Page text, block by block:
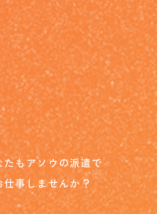
たもアソウの派遣で
仕事しませんか？ ”